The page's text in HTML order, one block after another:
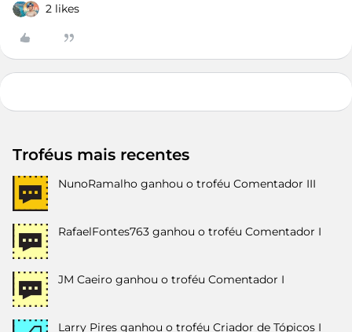
2 likes
Troféus mais recentes
NunoRamalho ganhou o troféu Comentador III
RafaelFontes763 ganhou o troféu Comentador I
JM Caeiro ganhou o troféu Comentador I
Larry Pires ganhou o troféu Criador de Tópicos I